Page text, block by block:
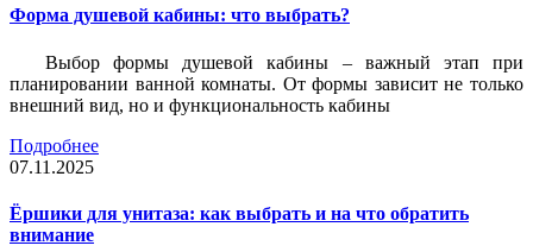
Форма душевой кабины: что выбрать?
Выбор формы душевой кабины – важный этап при
планировании ванной комнаты. От формы зависит не только
внешний вид, но и функциональность кабины
Подробнее
07.11.2025
Ёршики для унитаза: как выбрать и на что обратить
внимание